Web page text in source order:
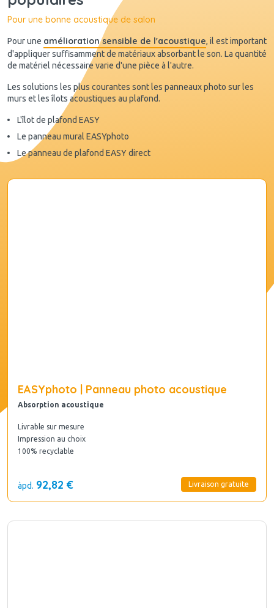
Pour une bonne acoustique de salon
Pour une amélioration sensible de l'acoustique, il est important
d'appliquer suffisamment de matériaux absorbant le son. La quantité
de matériel nécessaire varie d'une pièce à l'autre.
Les solutions les plus courantes sont les panneaux photo sur les
murs et les îlots acoustiques au plafond.
L'îlot de plafond EASY
Le panneau mural EASYphoto
Le panneau de plafond EASY direct
EASYphoto | Panneau photo acoustique
Absorption acoustique
Livrable sur mesure
Impression au choix
100% recyclable
Livraison gratuite
àpd. 92,82 €